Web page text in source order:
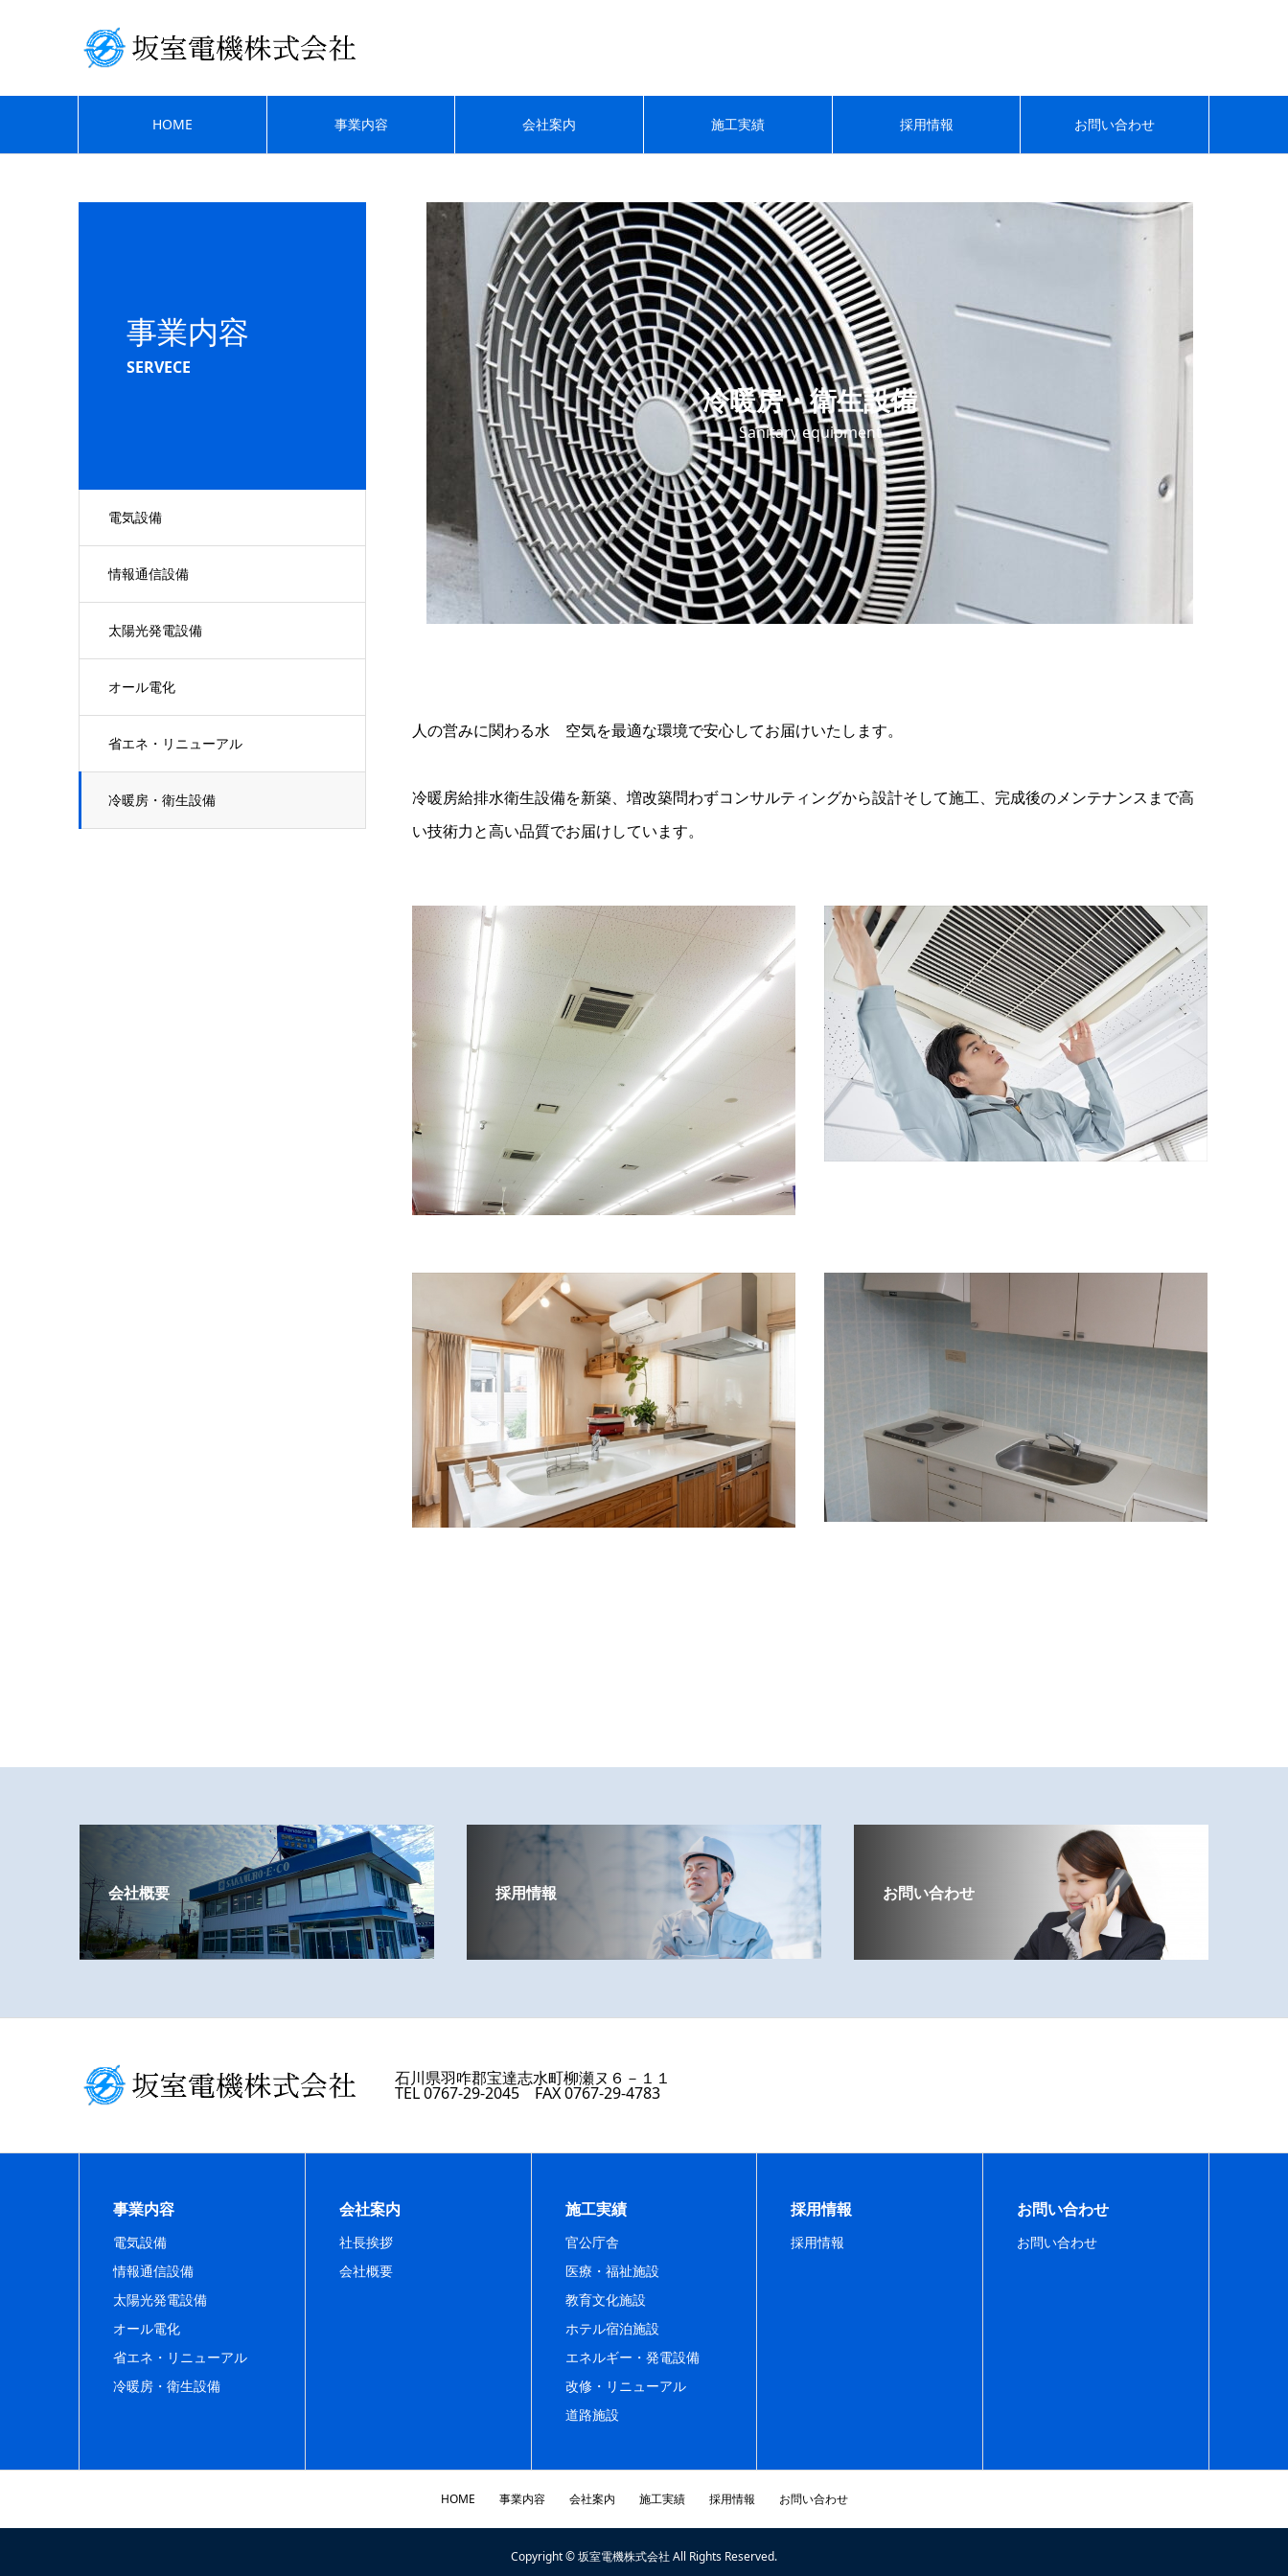
HOME 事業内容 会社案内 施工実績 採用情報 お問い合わせ
事業内容
SERVECE
電気設備
情報通信設備
太陽光発電設備
オール電化
省エネ・リニューアル
冷暖房・衛生設備
冷暖房・衛生設備
Sanitary equipment
人の営みに関わる水 空気を最適な環境で安心してお届けいたします。
冷暖房給排水衛生設備を新築、増改築問わずコンサルティングから設計そして施工、完成後のメンテナンスまで高
い技術力と高い品質でお届けしています。
会社概要 採用情報 お問い合わせ
石川県羽咋郡宝達志水町柳瀬ヌ６－１１
TEL 0767-29-2045 FAX 0767-29-4783
事業内容
電気設備
情報通信設備
太陽光発電設備
オール電化
省エネ・リニューアル
冷暖房・衛生設備
会社案内
社長挨拶
会社概要
施工実績
官公庁舎
医療・福祉施設
教育文化施設
ホテル宿泊施設
エネルギー・発電設備
改修・リニューアル
道路施設
採用情報
採用情報
お問い合わせ
お問い合わせ
HOME 事業内容 会社案内 施工実績 採用情報 お問い合わせ
Copyright © 坂室電機株式会社 All Rights Reserved.